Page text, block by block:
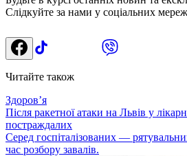
Слідкуйте за нами у соціальних
Читайте також
Здоровʼя
Після ракетної атаки на Львів у
постраждалих
Серед госпіталізованих —
час розбору завалів.